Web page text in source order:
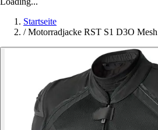
Startseite
/ Motorradjacke RST S1 D3O Mesh